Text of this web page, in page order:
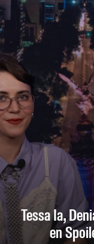
Tessa Ia,
en